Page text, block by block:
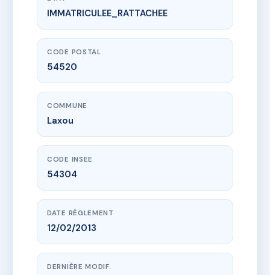
www.vme.plus/AB8373441
5-7-9 rue du 8 mai 1945
5/7 r du 8 mai
IMMATRICULEE_RATTACHEE
CODE POSTAL
54520
COMMUNE
Laxou
CODE INSEE
54304
DATE RÈGLEMENT
12/02/2013
DERNIÈRE MODIF.